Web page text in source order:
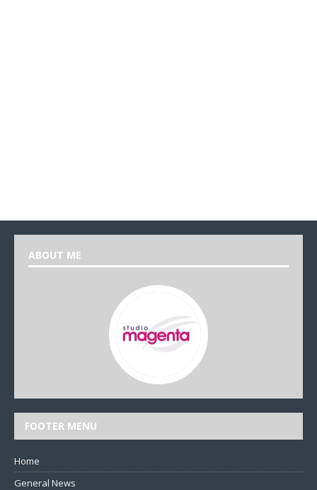
ABOUT ME
FOOTER MENU
Home
General News